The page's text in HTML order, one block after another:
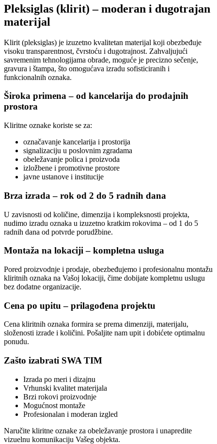
Pleksiglas (klirit) – moderan i dugotrajan
materijal
Klirit (pleksiglas) je izuzetno kvalitetan materijal koji obezbeđuje
visoku transparentnost, čvrstoću i dugotrajnost. Zahvaljujući
savremenim tehnologijama obrade, moguće je precizno sečenje,
gravura i štampa, što omogućava izradu sofisticiranih i
funkcionalnih oznaka.
Široka primena – od kancelarija do prodajnih
prostora
Kliritne oznake koriste se za:
označavanje kancelarija i prostorija
signalizaciju u poslovnim zgradama
obeležavanje polica i proizvoda
izložbene i promotivne prostore
javne ustanove i institucije
Brza izrada – rok od 2 do 5 radnih dana
U zavisnosti od količine, dimenzija i kompleksnosti projekta,
nudimo izradu oznaka u izuzetno kratkim rokovima – od 1 do 5
radnih dana od potvrde porudžbine.
Montaža na lokaciji – kompletna usluga
Pored proizvodnje i prodaje, obezbeđujemo i profesionalnu montažu
kliritnih oznaka na Vašoj lokaciji, čime dobijate kompletnu uslugu
bez dodatne organizacije.
Cena po upitu – prilagođena projektu
Cena kliritnih oznaka formira se prema dimenziji, materijalu,
složenosti izrade i količini. Pošaljite nam upit i dobićete optimalnu
ponudu.
Zašto izabrati SWA TIM
Izrada po meri i dizajnu
Vrhunski kvalitet materijala
Brzi rokovi proizvodnje
Mogućnost montaže
Profesionalan i moderan izgled
Naručite kliritne oznake za obeležavanje prostora i unapredite
vizuelnu komunikaciju Vašeg objekta.